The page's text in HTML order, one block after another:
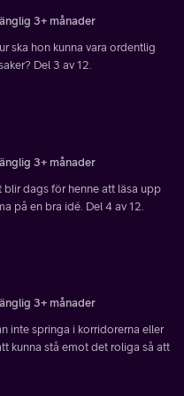
3+ månader
ska hon kunna vara ordentlig
Del 3 av 12.
3+ månader
blir dags för henne att läsa upp
på en bra idé. Del 4 av 12.
3+ månader
inte springa i korridorerna eller
kunna stå emot det roliga så att